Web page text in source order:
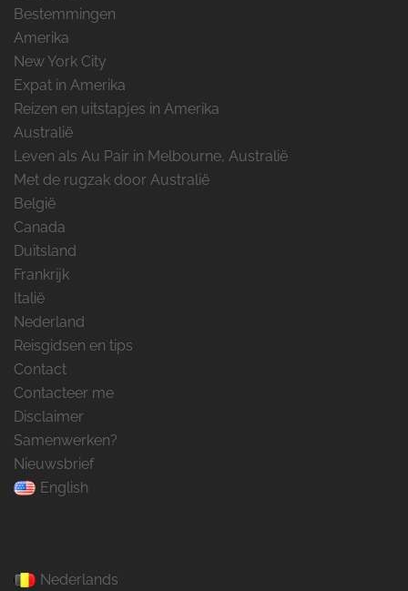
Bestemmingen
Amerika
New York City
Expat in Amerika
Reizen en uitstapjes in Amerika
Australië
Leven als Au Pair in Melbourne, Australië
Met de rugzak door Australië
België
Canada
Duitsland
Frankrijk
Italië
Nederland
Reisgidsen en tips
Contact
Contacteer me
Disclaimer
Samenwerken?
Nieuwsbrief
English
Nederlands